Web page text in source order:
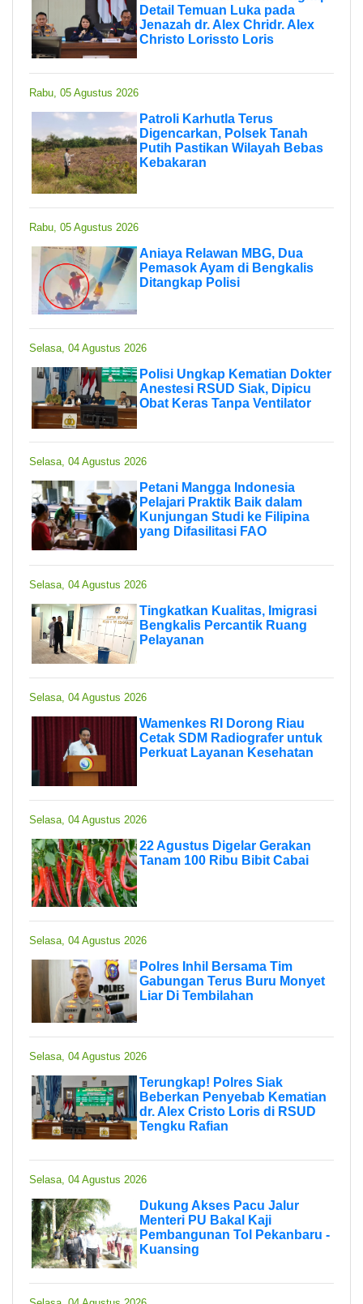
Detail Temuan Luka pada
Jenazah dr. Alex Chridr. Alex
Christo Lorissto Loris
Rabu, 05 Agustus 2026
Patroli Karhutla Terus
Digencarkan, Polsek Tanah
Putih Pastikan Wilayah Bebas
Kebakaran
Rabu, 05 Agustus 2026
Aniaya Relawan MBG, Dua
Pemasok Ayam di Bengkalis
Ditangkap Polisi
Selasa, 04 Agustus 2026
Polisi Ungkap Kematian Dokter
Anestesi RSUD Siak, Dipicu
Obat Keras Tanpa Ventilator
Selasa, 04 Agustus 2026
Petani Mangga Indonesia
Pelajari Praktik Baik dalam
Kunjungan Studi ke Filipina
yang Difasilitasi FAO
Selasa, 04 Agustus 2026
Tingkatkan Kualitas, Imigrasi
Bengkalis Percantik Ruang
Pelayanan
Selasa, 04 Agustus 2026
Wamenkes RI Dorong Riau
Cetak SDM Radiografer untuk
Perkuat Layanan Kesehatan
Selasa, 04 Agustus 2026
22 Agustus Digelar Gerakan
Tanam 100 Ribu Bibit Cabai
Selasa, 04 Agustus 2026
Polres Inhil Bersama Tim
Gabungan Terus Buru Monyet
Liar Di Tembilahan
Selasa, 04 Agustus 2026
Terungkap! Polres Siak
Beberkan Penyebab Kematian
dr. Alex Cristo Loris di RSUD
Tengku Rafian
Selasa, 04 Agustus 2026
Dukung Akses Pacu Jalur
Menteri PU Bakal Kaji
Pembangunan Tol Pekanbaru -
Kuansing